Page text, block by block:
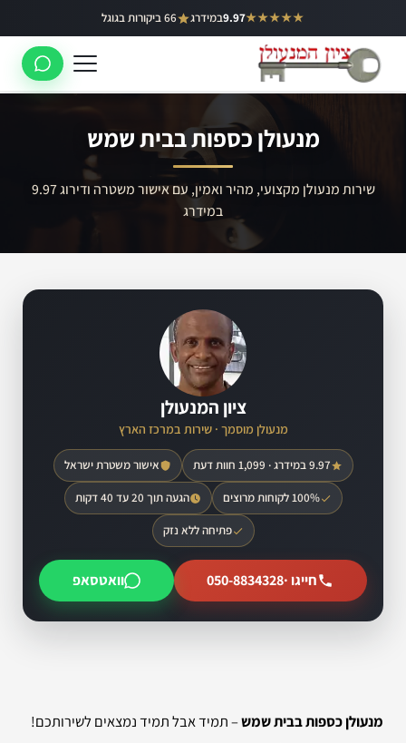
לתוכן
★★★★★
9.97במידרג 66 ביקורות בגוגל באר יעקב
ראשון לציון
רמלה
מנעולן כספות בבית שמש
שירות מנעולן מקצועי, מהיר ואמין, עם אישור משטרה ודירוג 9.97
במידרג
ציון המנעולן
מנעולן מוסמך · שירות במרכז הארץ
9.97 במידרג · 1,099 חוות דעת אישור משטרת ישראל
100% לקוחות מרוצים הגעה תוך 20 עד 40 דקות
פתיחה ללא נזק
חייגו ·050-8834328 וואטסאפ
מנעולן כספות בבית שמש– תמיד אבל תמיד נמצאים לשירותכם!